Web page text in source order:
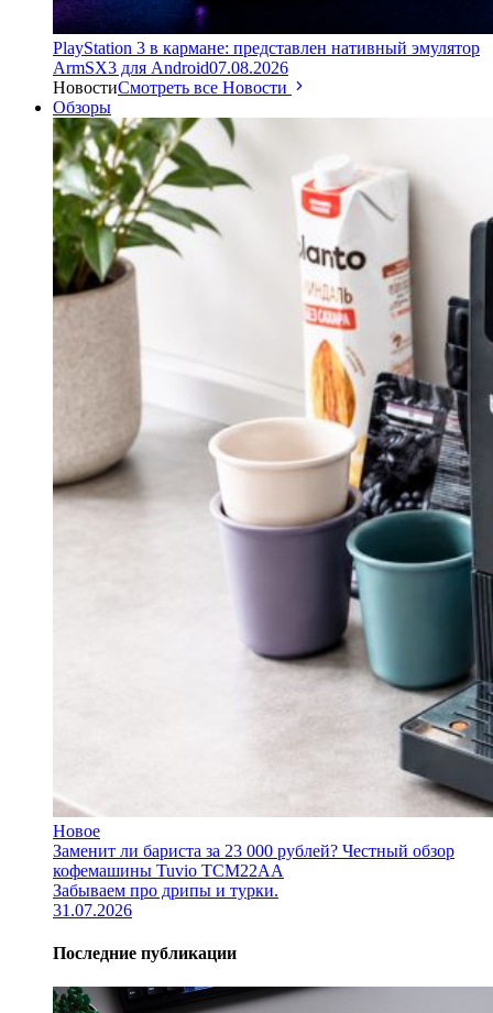
PlayStation 3 в кармане: представлен нативный эмулятор
ArmSX3 для Android07.08.2026
НовостиСмотреть все Новости
Обзоры
Новое
Заменит ли бариста за 23 000 рублей? Честный обзор
кофемашины Tuvio TCM22AA
Забываем про дрипы и турки.
31.07.2026
Последние публикации